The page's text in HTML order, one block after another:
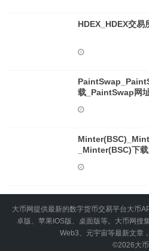
HDEX_HDEX交易
载_PaintSwap网
_Minter(BSC)下
大币网提供最新的数字货币交易平台大币
卓版、苹果IOS版、桌面版等。大币网搜
Web3、元宇宙等最新文章
©2026大